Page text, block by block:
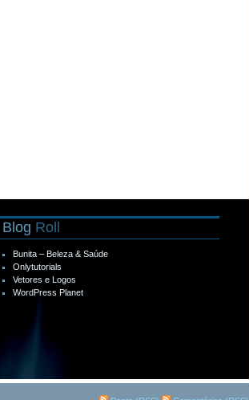
Blog Roll
Bunita – Beleza & Saúde
Onlytutorials
Vetores e Logos
WordPress Planet